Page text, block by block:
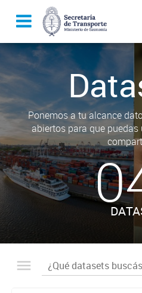
Ponemos a tu alcance
abiertos para que